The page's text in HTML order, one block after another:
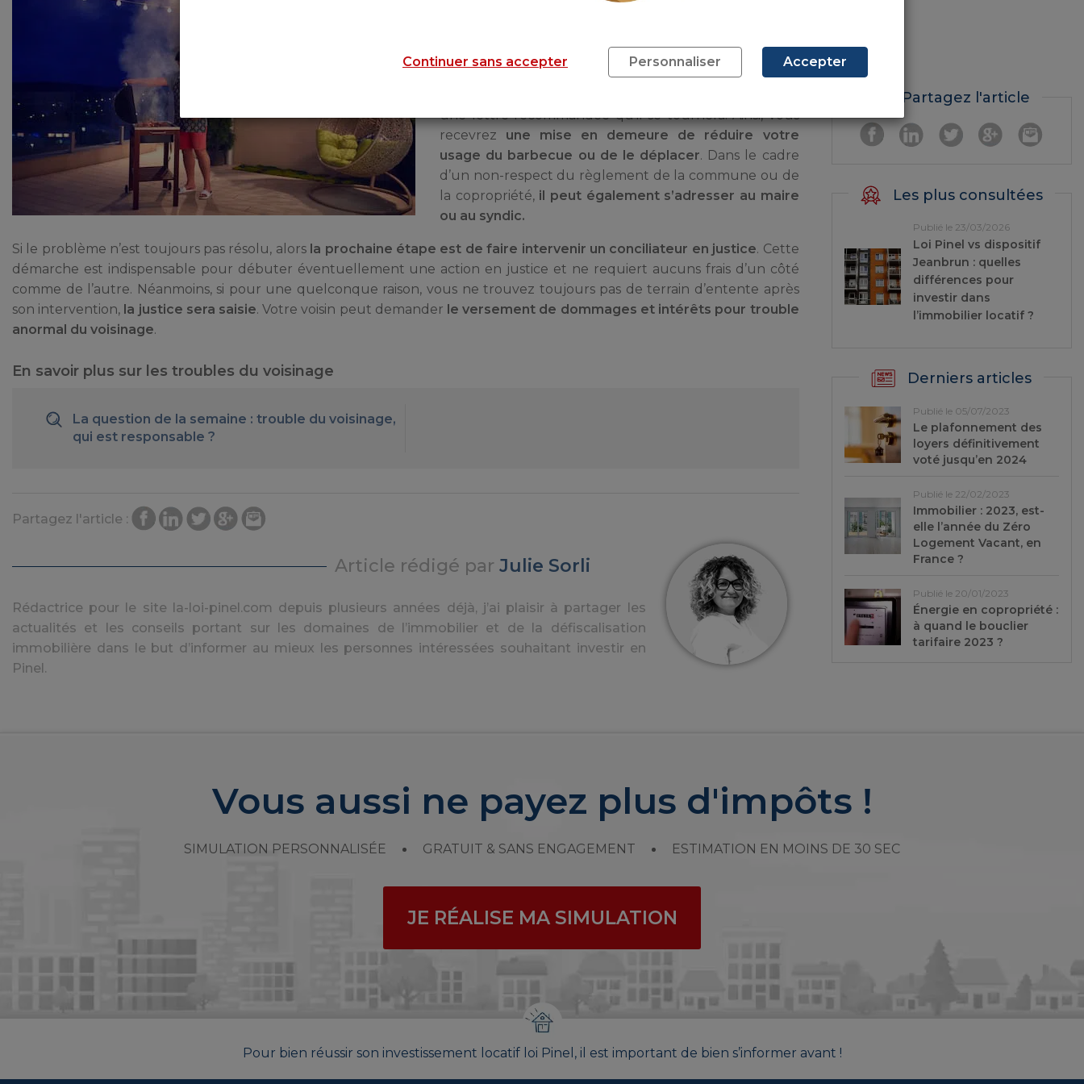
procédure contre vous
. Il débutera sans doute par
une tentative de règlement du problème à l’amiable. Si
une lettre recommandée qu’il se tournera. Ainsi, vous
recevrez une mise en demeure de réduire votre
usage du barbecue ou de le déplacer. Dans le cadre
d’un non-respect du règlement de la commune ou de
la copropriété, il peut également s’adresser au maire
ou au syndic.
Si le problème n’est toujours pas résolu, alors la prochaine étape est de faire intervenir un conciliateur en justice. Cette
démarche est indispensable pour débuter éventuellement une action en justice et ne requiert aucuns frais d’un côté
comme de l’autre. Néanmoins, si pour une quelconque raison, vous ne trouvez toujours pas de terrain d’entente après
son intervention, la justice sera saisie. Votre voisin peut demander le versement de dommages et intérêts pour trouble
anormal du voisinage.
En savoir plus sur les troubles du voisinage
La question de la semaine : trouble du voisinage,
qui est responsable ?
Partagez l'article :
Article rédigé parJulie Sorli
Rédactrice pour le site la-loi-pinel.com depuis plusieurs années déjà, j’ai plaisir à partager les
actualités et les conseils portant sur les domaines de l’immobilier et de la défiscalisation
immobilière dans le but d’informer au mieux les personnes intéressées souhaitant investir en
Pinel.
Partagez l'article
Les plus consultées
Publié le 23/03/2026
Loi Pinel vs dispositif
Jeanbrun : quelles
différences pour
investir dans
l’immobilier locatif ?
Derniers articles
Publié le 05/07/2023
Le plafonnement des
loyers définitivement
voté jusqu’en 2024
Publié le 22/02/2023
Immobilier : 2023, est-
elle l’année du Zéro
Logement Vacant, en
France ?
Publié le 20/01/2023
Énergie en copropriété :
à quand le bouclier
tarifaire 2023 ?
Vous aussi ne payez plus d'impôts !
SIMULATION PERSONNALISÉE GRATUIT & SANS ENGAGEMENT ESTIMATION EN MOINS DE 30 SEC
JE RÉALISE MA SIMULATION
Pour bien réussir son investissement locatif loi Pinel, il est important de bien s’informer avant !
Continuer sans accepter Personnaliser Accepter